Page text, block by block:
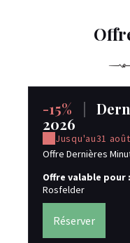
-15% |
2026
Jusqu'au31
Offre Dernières
Offre valable pour :
Rosfelder
Réserver